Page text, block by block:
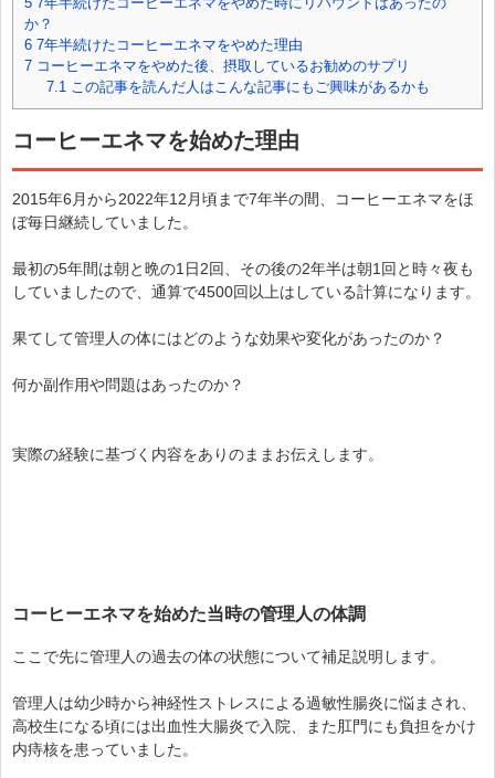
か？
6 7年半続けたコーヒーエネマをやめた理由
7 コーヒーエネマをやめた後、摂取しているお勧めのサプリ
7.1
この記事を読んだ人はこんな記事にもご興味があるかも
コーヒーエネマを始めた理由
2015年6月から2022年12月頃まで7年半の間、コーヒーエネマをほ
ぼ毎日継続していました。
最初の5年間は朝と晩の1日2回、その後の2年半は朝1回と時々夜も
していましたので、通算で4500回以上はしている計算になります。
果てして管理人の体にはどのような効果や変化があったのか？
何か副作用や問題はあったのか？
実際の経験に基づく内容をありのままお伝えします。
コーヒーエネマを始めた当時の管理人の体調
ここで先に管理人の過去の体の状態について補足説明します。
管理人は幼少時から神経性ストレスによる過敏性腸炎に悩まされ、
高校生になる頃には出血性大腸炎で入院、また肛門にも負担をかけ
内痔核を患っていました。